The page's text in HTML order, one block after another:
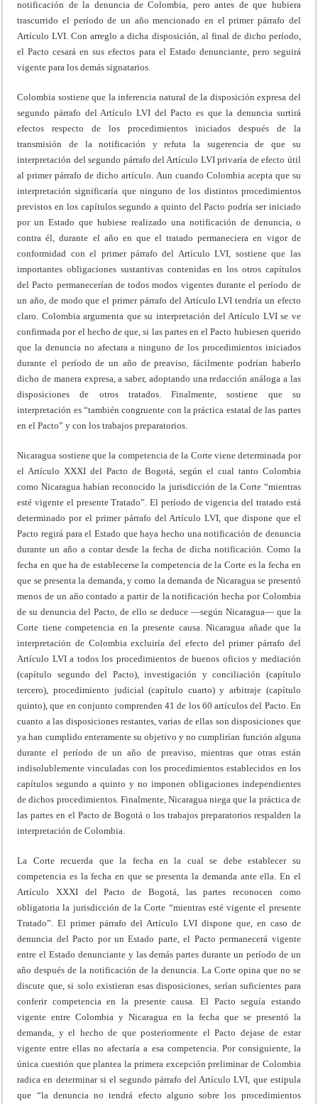
notificación de la denuncia de Colombia, pero antes de que hubiera
trascurrido el período de un año mencionado en el primer párrafo del
Artículo LVI. Con arreglo a dicha disposición, al final de dicho período,
el Pacto cesará en sus efectos para el Estado denunciante, pero seguirá
vigente para los demás signatarios.
Colombia sostiene que la inferencia natural de la disposición expresa del
segundo párrafo del Artículo LVI del Pacto es que la denuncia surtirá
efectos respecto de los procedimientos iniciados después de la
transmisión de la notificación y refuta la sugerencia de que su
interpretación del segundo párrafo del Artículo LVI privaría de efecto útil
al primer párrafo de dicho artículo. Aun cuando Colombia acepta que su
interpretación significaría que ninguno de los distintos procedimientos
previstos en los capítulos segundo a quinto del Pacto podría ser iniciado
por un Estado que hubiese realizado una notificación de denuncia, o
contra él, durante el año en que el tratado permaneciera en vigor de
conformidad con el primer párrafo del Artículo LVI, sostiene que las
importantes obligaciones sustantivas contenidas en los otros capítulos
del Pacto permanecerían de todos modos vigentes durante el período de
un año, de modo que el primer párrafo del Artículo LVI tendría un efecto
claro. Colombia argumenta que su interpretación del Artículo LVI se ve
confirmada por el hecho de que, si las partes en el Pacto hubiesen querido
que la denuncia no afectara a ninguno de los procedimientos iniciados
durante el período de un año de preaviso, fácilmente podrían haberlo
dicho de manera expresa, a saber, adoptando una redacción análoga a las
disposiciones de otros tratados. Finalmente, sostiene que su
interpretación es “también congruente con la práctica estatal de las partes
en el Pacto” y con los trabajos preparatorios.
Nicaragua sostiene que la competencia de la Corte viene determinada por
el Artículo XXXI del Pacto de Bogotá, según el cual tanto Colombia
como Nicaragua habían reconocido la jurisdicción de la Corte “mientras
esté vigente el presente Tratado”. El período de vigencia del tratado está
determinado por el primer párrafo del Artículo LVI, que dispone que el
Pacto regirá para el Estado que haya hecho una notificación de denuncia
durante un año a contar desde la fecha de dicha notificación. Como la
fecha en que ha de establecerse la competencia de la Corte es la fecha en
que se presenta la demanda, y como la demanda de Nicaragua se presentó
menos de un año contado a partir de la notificación hecha por Colombia
de su denuncia del Pacto, de ello se deduce —según Nicaragua— que la
Corte tiene competencia en la presente causa. Nicaragua añade que la
interpretación de Colombia excluiría del efecto del primer párrafo del
Artículo LVI a todos los procedimientos de buenos oficios y mediación
(capítulo segundo del Pacto), investigación y conciliación (capítulo
tercero), procedimiento judicial (capítulo cuarto) y arbitraje (capítulo
quinto), que en conjunto comprenden 41 de los 60 artículos del Pacto. En
cuanto a las disposiciones restantes, varias de ellas son disposiciones que
ya han cumplido enteramente su objetivo y no cumplirían función alguna
durante el período de un año de preaviso, mientras que otras están
indisolublemente vinculadas con los procedimientos establecidos en los
capítulos segundo a quinto y no imponen obligaciones independientes
de dichos procedimientos. Finalmente, Nicaragua niega que la práctica de
las partes en el Pacto de Bogotá o los trabajos preparatorios respalden la
interpretación de Colombia.
La Corte recuerda que la fecha en la cual se debe establecer su
competencia es la fecha en que se presenta la demanda ante ella. En el
Artículo XXXI del Pacto de Bogotá, las partes reconocen como
obligatoria la jurisdicción de la Corte “mientras esté vigente el presente
Tratado”. El primer párrafo del Artículo LVI dispone que, en caso de
denuncia del Pacto por un Estado parte, el Pacto permanecerá vigente
entre el Estado denunciante y las demás partes durante un período de un
año después de la notificación de la denuncia. La Corte opina que no se
discute que, si solo existieran esas disposiciones, serían suficientes para
conferir competencia en la presente causa. El Pacto seguía estando
vigente entre Colombia y Nicaragua en la fecha que se presentó la
demanda, y el hecho de que posteriormente el Pacto dejase de estar
vigente entre ellas no afectaría a esa competencia. Por consiguiente, la
única cuestión que plantea la primera excepción preliminar de Colombia
radica en determinar si el segundo párrafo del Artículo LVI, que estipula
que “la denuncia no tendrá efecto alguno sobre los procedimientos